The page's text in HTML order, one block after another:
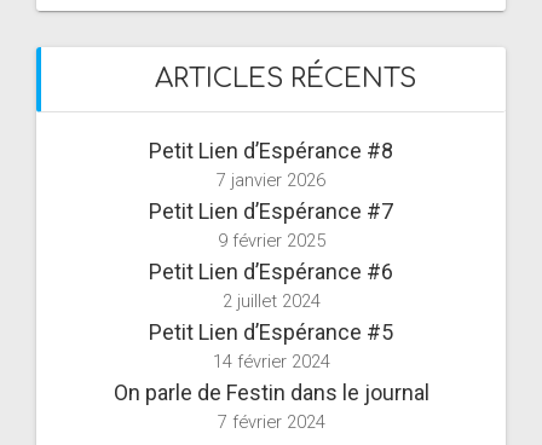
ARTICLES RÉCENTS
Petit Lien d’Espérance #8
7 janvier 2026
Petit Lien d’Espérance #7
9 février 2025
Petit Lien d’Espérance #6
2 juillet 2024
Petit Lien d’Espérance #5
14 février 2024
On parle de Festin dans le journal
7 février 2024